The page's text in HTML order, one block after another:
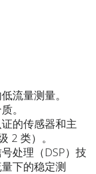
流量测量。
。
的传感器和主
2 类）。
处理（DSP）技
下的稳定测